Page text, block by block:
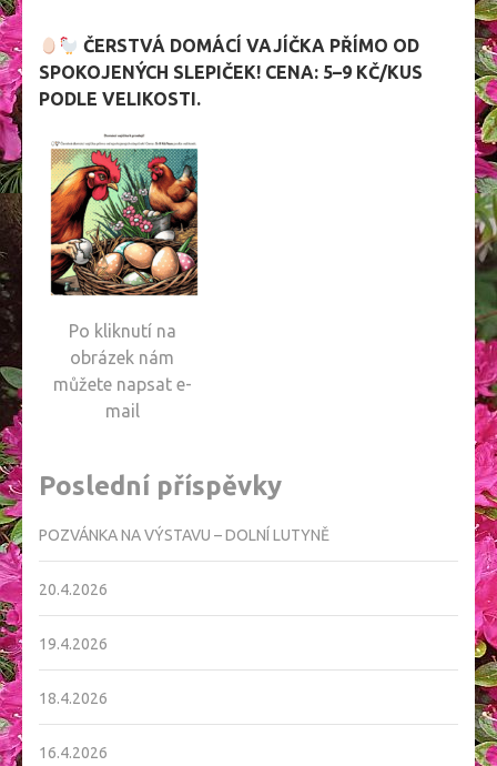
ČERSTVÁ DOMÁCÍ VAJÍČKA PŘÍMO OD
SPOKOJENÝCH SLEPIČEK! CENA: 5–9 KČ/KUS
PODLE VELIKOSTI.
Po kliknutí na
obrázek nám
můžete napsat e-
mail
Poslední příspěvky
POZVÁNKA NA VÝSTAVU – DOLNÍ LUTYNĚ
20.4.2026
19.4.2026
18.4.2026
16.4.2026